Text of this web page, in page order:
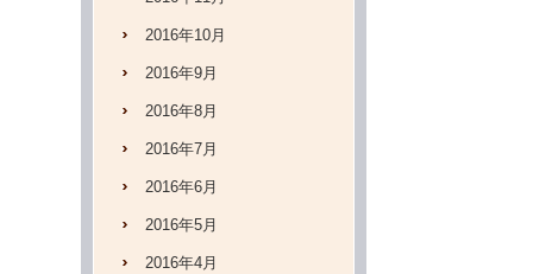
2016年10月
2016年9月
2016年8月
2016年7月
2016年6月
2016年5月
2016年4月